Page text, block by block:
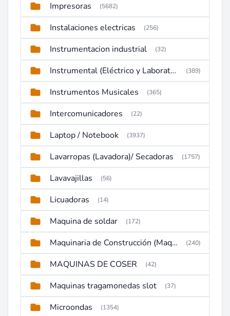
Impresoras (5682)
Instalaciones electricas (256)
Instrumentacion industrial (32)
Instrumental (Eléctrico y Laboratorio) (389)
Instrumentos Musicales (365)
Intercomunicadores (22)
Laptop / Notebook (3937)
Lavarropas (Lavadora)/ Secadoras (1757)
Lavavajillas (56)
Licuadoras (14)
Maquina de soldar (172)
Maquinaria de Construcción (Maquinaria Pesada) (240)
MAQUINAS DE COSER (42)
Maquinas tragamonedas slot (37)
Microondas (1354)